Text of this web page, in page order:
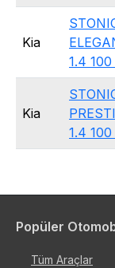
Kia
1.4 100
Kia
1.4
Popüler
Tüm Araçlar